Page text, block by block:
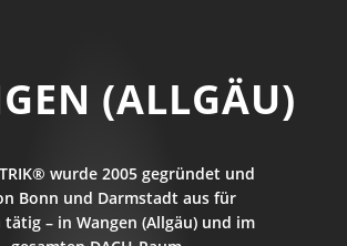
(ALLGÄU)
wurde 2005 gegründet und
Bonn und Darmstadt aus für
tätig – in Wangen (Allgäu) und im